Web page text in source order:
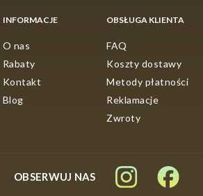
Każdy rzut jest stabilny, a hol ryby –
W ofercie naszegointernetowego
wędkarskiego
znajdziesz różne
wędek Daiwa, by dobrać model
potrzeb. Wybierając tę serię,
który przekłada się na lepsze wyniki
przyjemność z każdego połowu.
INFORMACJE
O nas
Rabaty
Kontakt
Blog
OBSŁUGA KLIENTA
FAQ
Koszty dostawy
Metody płatności
Reklamacje
Zwroty
OBSERWUJ NAS